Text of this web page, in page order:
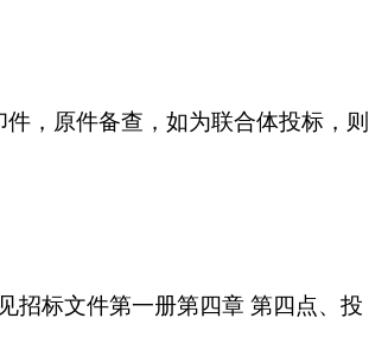
，原件备查，如为联合体投标，则
招标文件第一册第四章 第四点、投